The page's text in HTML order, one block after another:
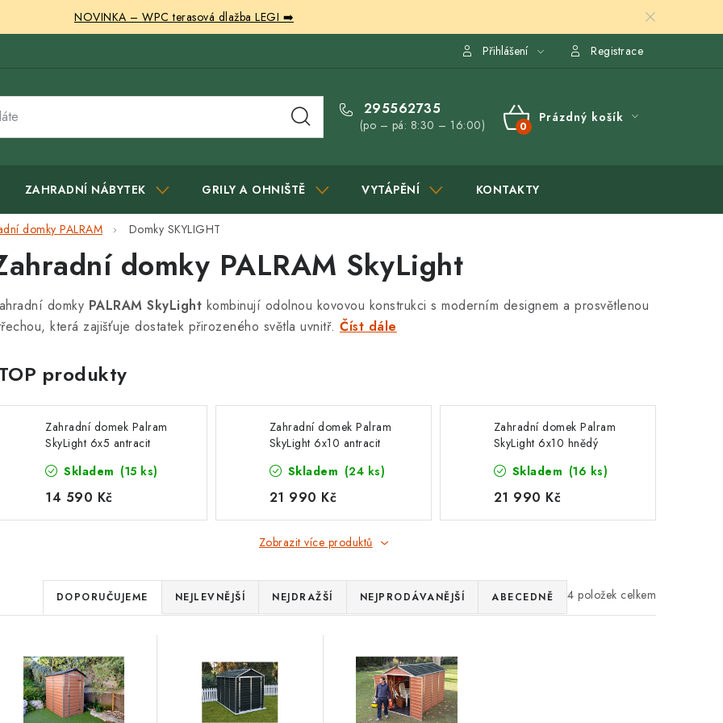
NOVINKA – WPC terasová dlažba LEGI ➡️
Přihlášení Registrace
295562735
(po – pá: 8:30 – 16:00)
NÁKUPNÍ
Prázdný košík
ZAHRADNÍ NÁBYTEK GRILY A OHNIŠTĚ VYTÁPĚNÍ KONTAKTY
domky PALRAM Domky SKYLIGHT
domky PALRAM SkyLight
domky PALRAM SkyLight kombinují odolnou kovovou konstrukci s moderním designem a prosvětlenou
která zajišťuje dostatek přirozeného světla uvnitř. Číst dále
Zahradní domek Palram
SkyLight 6x5 antracit
Skladem (15 ks)
14 590 Kč
Zahradní domek Palram
SkyLight 6x10 antracit
Skladem (24 ks)
21 990 Kč
Zahradní domek Palram
SkyLight 6x10 hnědý
Skladem (16 ks)
21 990 Kč
Zobrazit více produktů
4
Ř
a
z
e
DOPORUČUJEME NEJLEVNĚJŠÍ NEJDRAŽŠÍ NEJPRODÁVANĚJŠÍ ABECEDNĚ